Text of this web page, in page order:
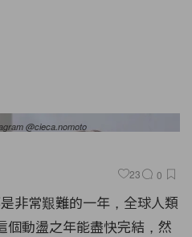
@cieca.nomoto
23 0
非常艱難的一年，全球人類
個動盪之年能盡快完結，然